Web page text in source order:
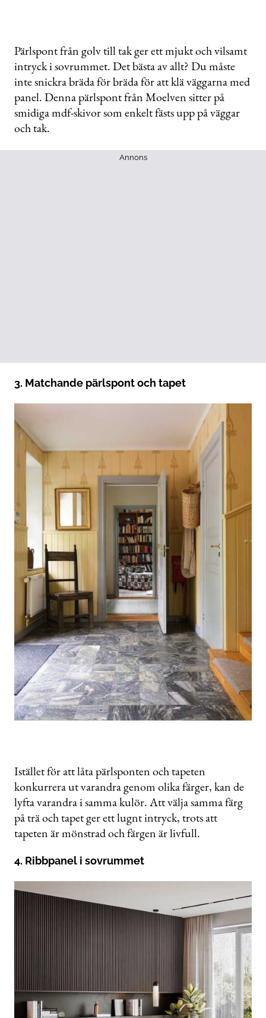
Pärlspont från golv till tak ger ett mjukt och vilsamt
intryck i sovrummet. Det bästa av allt? Du måste
inte snickra bräda för bräda för att klä väggarna med
panel. Denna pärlspont från Moelven sitter på
smidiga mdf-skivor som enkelt fästs upp på väggar
och tak.
Annons
3. Matchande pärlspont och tapet
Istället för att låta pärlsponten och tapeten
konkurrera ut varandra genom olika färger, kan de
lyfta varandra i samma kulör. Att välja samma färg
på trä och tapet ger ett lugnt intryck, trots att
tapeten är mönstrad och färgen är livfull.
4. Ribbpanel i sovrummet